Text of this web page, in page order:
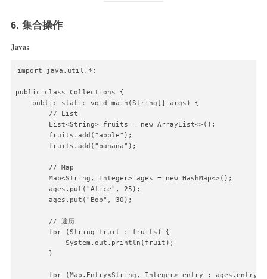
6. 集合操作
Java:
import java.util.*;
public class Collections {
    public static void main(String[] args) {
        // List
        List<String> fruits = new ArrayList<>();
        fruits.add("apple");
        fruits.add("banana");
        // Map
        Map<String, Integer> ages = new HashMap<>();
        ages.put("Alice", 25);
        ages.put("Bob", 30);
        // 遍历
        for (String fruit : fruits) {
            System.out.println(fruit);
        }
for (Map.Entry<String, Integer> entry :